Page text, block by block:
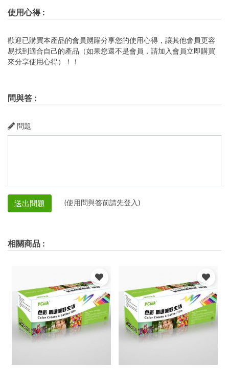
使用心得:
歡迎已購買本產品的會員踴躍分享您的使用心得，讓其他會員更容
易找到適合自己的產品（如果您還不是會員，請加入會員立即購買
來分享使用心得）！！
問與答 :
問題
送出問題 (使用問與答前請先登入)
相關商品 :